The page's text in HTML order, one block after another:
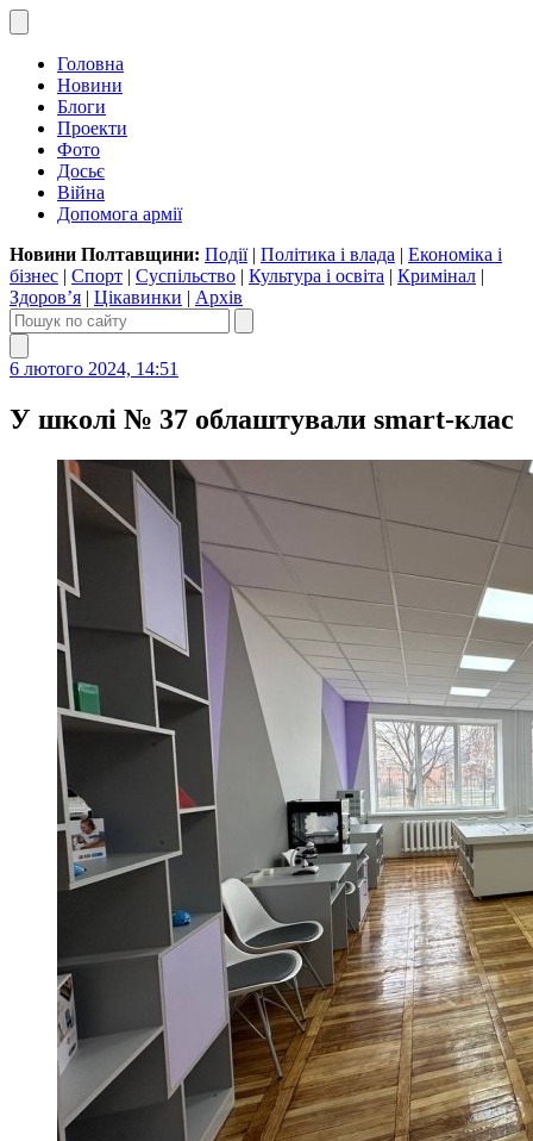
Головна
Новини
Блоги
Проекти
Фото
Досьє
Війна
Допомога армії
Новини Полтавщини: Події| Політика і влада | Економіка і
бізнес | Спорт | Суспільство | Культура і освіта | Кримінал |
Здоров’я | Цікавинки | Архів
6 лютого 2024, 14:51
У школі № 37 облаштували smart-клас